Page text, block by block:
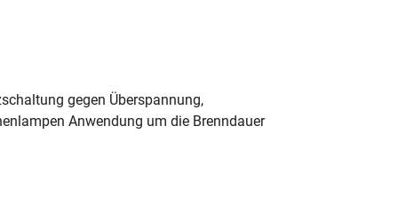
gegen Überspannung,
Anwendung um die Brenndauer